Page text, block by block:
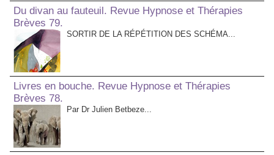
Du divan au fauteuil. Revue Hypnose et Thérapies
Brèves 79.
SORTIR DE LA RÉPÉTITION DES SCHÉMA...
Livres en bouche. Revue Hypnose et Thérapies
Brèves 78.
Par Dr Julien Betbeze...